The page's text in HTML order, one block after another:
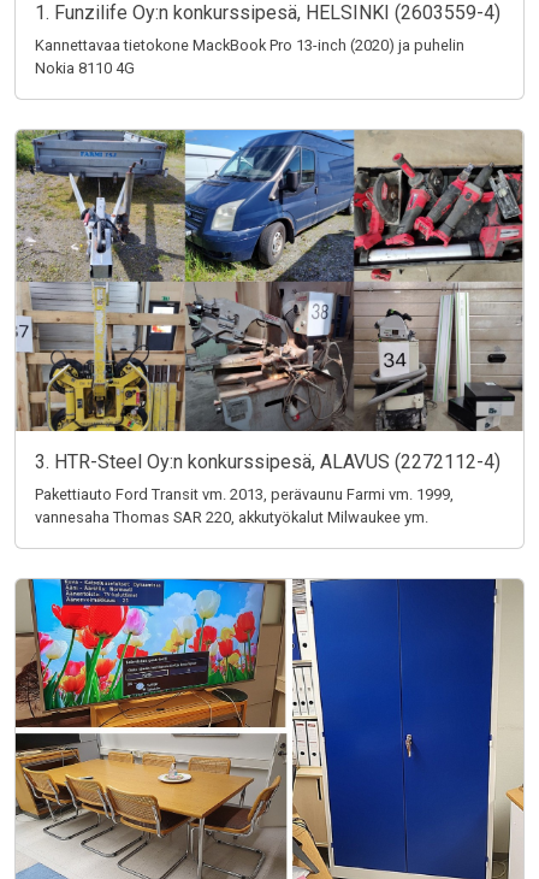
1. Funzilife Oy:n konkurssipesä, HELSINKI (2603559-4)
Kannettavaa tietokone MackBook Pro 13-inch (2020) ja puhelin
Nokia 8110 4G
3. HTR-Steel Oy:n konkurssipesä, ALAVUS (2272112-4)
Pakettiauto Ford Transit vm. 2013, perävaunu Farmi vm. 1999,
vannesaha Thomas SAR 220, akkutyökalut Milwaukee ym.